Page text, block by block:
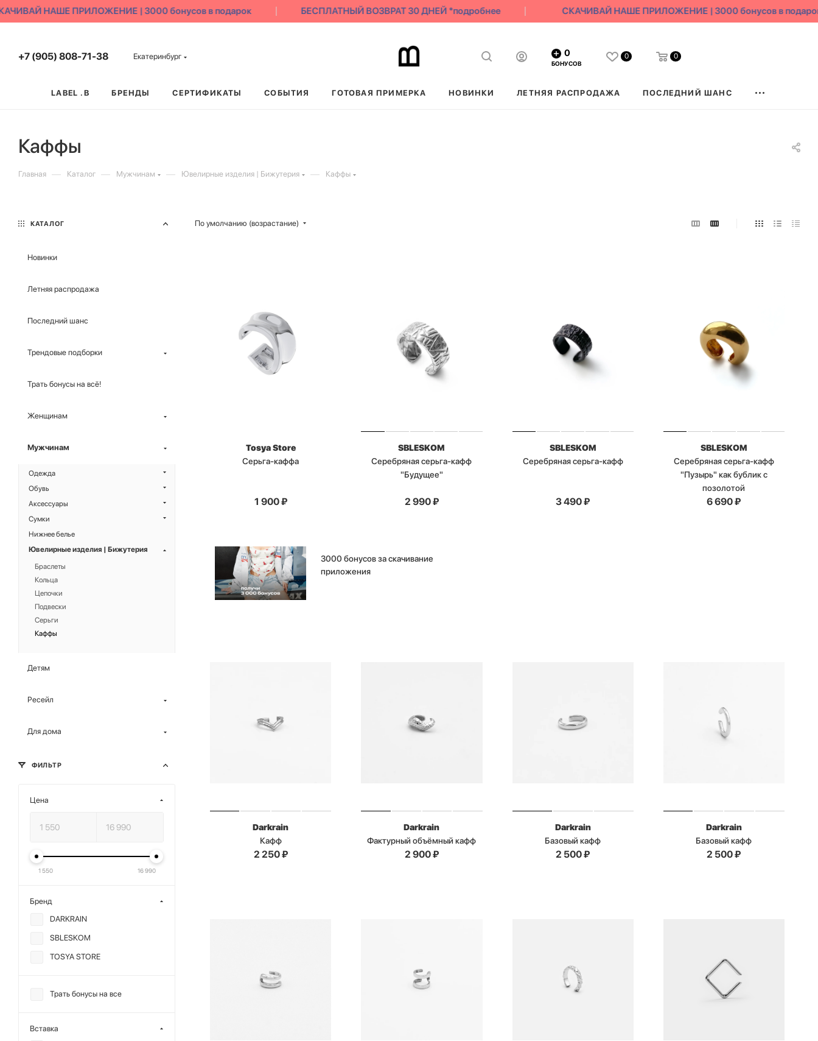
НАШЕ ПРИЛОЖЕНИЕ | 3000 бонусов в подарок БЕСПЛАТНЫЙ ВОЗВРАТ 30 ДНЕЙ *подробнее СКАЧИВАЙ НАШЕ ПРИЛОЖЕНИЕ | 3000 бонусов в подарок
+7 (905) 808-71-38 Екатеринбург 0
БОНУСОВ
0 0
LABEL .B БРЕНДЫ СЕРТИФИКАТЫ СОБЫТИЯ ГОТОВАЯ ПРИМЕРКА НОВИНКИ ЛЕТНЯЯ РАСПРОДАЖА ПОСЛЕДНИЙ ШАНС
Каффы
Главная — Каталог — Мужчинам — Ювелирные изделия | Бижутерия — Каффы
По умолчанию (возрастание)
Tosya Store
Серьга-каффа
1 900₽
SBLESKOM
Серебряная серьга-кафф
"Будущее"
2 990₽
SBLESKOM
Серебряная серьга-кафф
3 490₽
SBLESKOM
Серебряная серьга-кафф
"Пузырь" как бублик с
позолотой
6 690₽
3000 бонусов за скачивание
приложения
Darkrain
Кафф
2 250₽
Darkrain
Фактурный объёмный кафф
2 900₽
Darkrain
Базовый кафф
2 500₽
Darkrain
Базовый кафф
2 500₽
КАТАЛОГ
Новинки
Летняя распродажа
Последний шанс
Трендовые подборки
Трать бонусы на всё!
Женщинам
Мужчинам
Одежда
Обувь
Аксессуары
Сумки
Нижнее белье
Ювелирные изделия | Бижутерия
Браслеты
Кольца
Цепочки
Подвески
Серьги
Каффы
Детям
Ресейл
Для дома
ФИЛЬТР
Цена
1 550 16 990
Бренд
DARKRAIN
SBLESKOM
TOSYA STORE
Трать бонусы на все
Вставка